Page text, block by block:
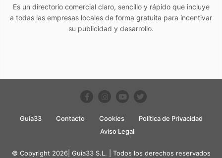
Es un directorio comercial claro, sencillo y rápido que incluye
a todas las empresas locales de forma gratuita para incentivar
su publicidad y desarrollo.
Guia33 Contacto Cookies
Política de Privacidad
Aviso Legal
© Copyright 2026| Guia33 S.L. | Todos los derechos reservados